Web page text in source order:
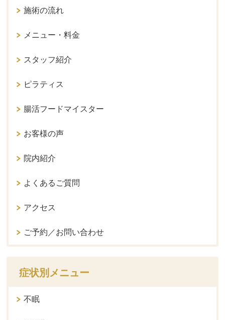
施術の流れ
メニュー・料金
スタッフ紹介
ピラティス
腸活フードマイスター
お客様の声
院内紹介
よくあるご質問
アクセス
ご予約／お問い合わせ
症状別メニュー
不眠